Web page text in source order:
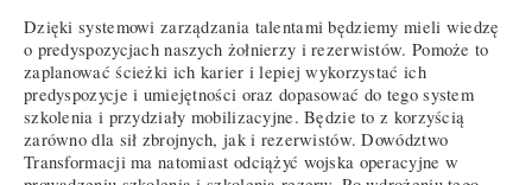
Dzięki systemowi zarządzania talentami będziemy mieli wiedzę
o predyspozycjach naszych żołnierzy i rezerwistów. Pomoże to
zaplanować ścieżki ich karier i lepiej wykorzystać ich
predyspozycje i umiejętności oraz dopasować do tego system
szkolenia i przydziały mobilizacyjne. Będzie to z korzyścią
zarówno dla sił zbrojnych, jak i rezerwistów. Dowództwo
Transformacji ma natomiast odciążyć wojska operacyjne w